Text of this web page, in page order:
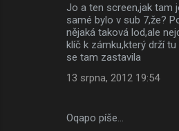
Jo a ten screen,jak tam
samé bylo v sub 7,že?
nějaká taková lod,ale
klíč k zámku,který drží
se tam zastavila
13 srpna, 2012 19:54
Oqapo píše…